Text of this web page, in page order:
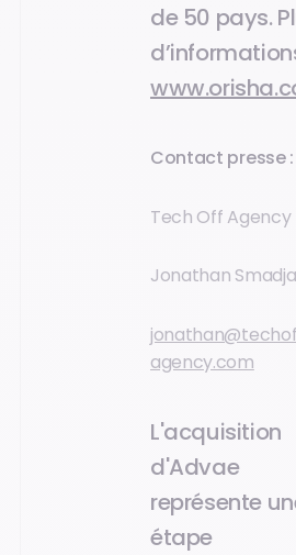
de 50 pays.
Contact presse :
Tech Off Agency
Jonathan Smadja
agency.com
L'acquisition
d'Advae
représente
étape